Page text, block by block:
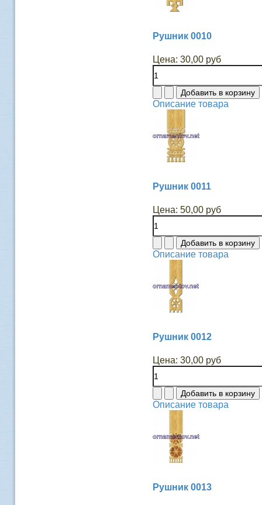
Рушник 0010
Цена: 30,00 руб
Описание товара
Рушник 0011
Цена: 50,00 руб
Описание товара
Рушник 0012
Цена: 30,00 руб
Описание товара
Рушник 0013